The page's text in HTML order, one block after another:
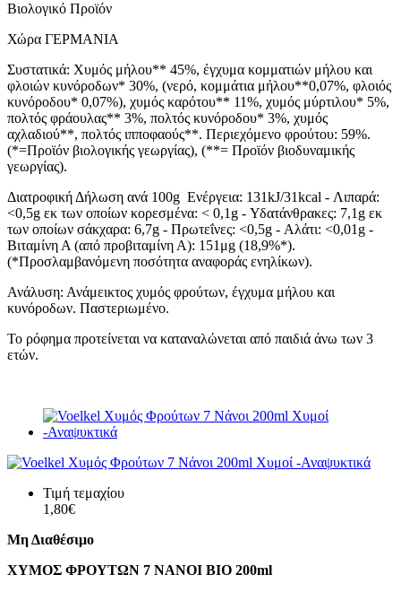
Βιολογικό Προϊόν
Χώρα ΓΕΡΜΑΝΙΑ
Συστατικά: Χυμός μήλου** 45%, έγχυμα κομματιών μήλου και
φλοιών κυνόροδων* 30%, (νερό, κομμάτια μήλου**0,07%, φλοιός
κυνόροδου* 0,07%), χυμός καρότου** 11%, χυμός μύρτιλου* 5%,
πολτός φράουλας** 3%, πολτός κυνόροδου* 3%, χυμός
αχλαδιού**, πολτός ιπποφαούς**. Περιεχόμενο φρούτου: 59%.
(*=Προϊόν βιολογικής γεωργίας), (**= Προϊόν βιοδυναμικής
γεωργίας).
Διατροφική Δήλωση ανά 100g Ενέργεια: 131kJ/31kcal - Λιπαρά:
<0,5g εκ των οποίων κορεσμένα: < 0,1 g - Υδατάνθρακες: 7,1 g εκ
των οποίων σάκχαρα: 6,7g - Πρωτεΐνες: <0,5g - Αλάτι: <0,01 g -
Βιταμίνη Α (από προβιταμίνη Α): 151μg (18,9%*).
(*Προσλαμβανόμενη ποσότητα αναφοράς ενηλίκων).
Ανάλυση: Ανάμεικτος χυμός φρούτων, έγχυμα μήλου και
κυνόροδων. Παστεριωμένο.
Το ρόφημα προτείνεται να καταναλώνεται από παιδιά άνω των 3
ετών.
Τιμή τεμαχίου
1,80€
Μη Διαθέσιμο
ΧΥΜΟΣ ΦΡΟΥΤΩΝ 7 ΝΑΝΟΙ BIO 200ml